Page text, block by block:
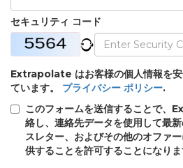
セキュリティ コード
Extrapolate はお客様の個人情報を安
ています。 プライバシー ポリシー.
このフォームを送信することで
絡し、連絡先データを使用して最
スレター、およびその他のオファ
供することを許可することになりま